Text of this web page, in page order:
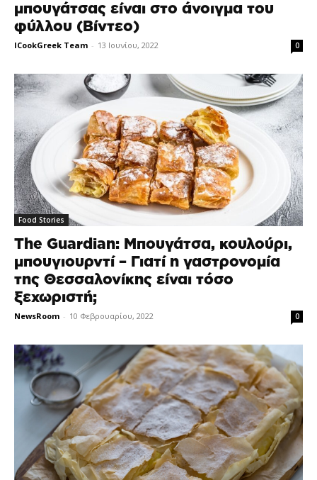
μπουγάτσας είναι στο άνοιγμα του
φύλλου (Βίντεο)
ICookGreek Team - 13 Ιουνίου, 2022 0
Food Stories
The Guardian: Μπουγάτσα, κουλούρι,
μπουγιουρντί – Γιατί η γαστρονομία
της Θεσσαλονίκης είναι τόσο
ξεχωριστή;
NewsRoom - 10 Φεβρουαρίου, 2022 0